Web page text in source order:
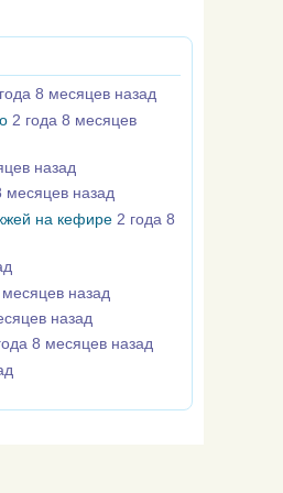
8 месяцев назад
2 года 8 месяцев
назад
месяцев назад
на кефире 2 года 8
назад
назад
8 месяцев назад